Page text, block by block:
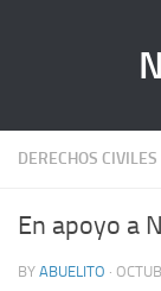
DERECHOS CIVILES
En apoyo a
BY ABUELITO ·